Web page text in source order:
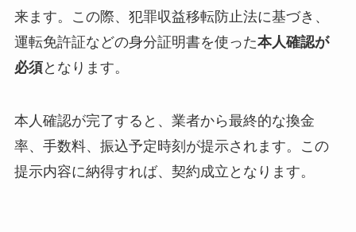
来ます。この際、犯罪収益移転防止法に基づき、
運転免許証などの身分証明書を使った本人確認が
必須となります。
本人確認が完了すると、業者から最終的な換金
率、手数料、振込予定時刻が提示されます。この
提示内容に納得すれば、契約成立となります。